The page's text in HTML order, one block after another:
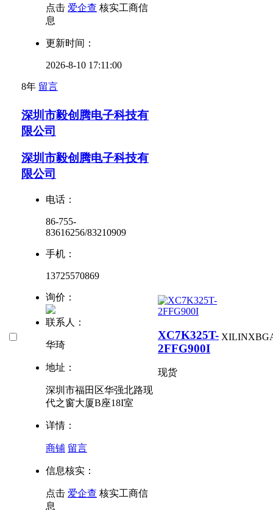
点击 爱企查 核实工商信
息
更新时间：
2026-8-10 17:11:00
8年 留言
深圳市毅创腾电子科技有
限公司
深圳市毅创腾电子科技有
限公司
电话：
86-755-
83616256/83210909
手机：
13725570869
询价：
联系人：
华琦
地址：
深圳市福田区华强北路现
代之窗大厦B座18I室
详情：
商铺 留言
信息核实：
点击 爱企查 核实工商信
息
XC7K325T-
2FFG900I
现货
XILINX